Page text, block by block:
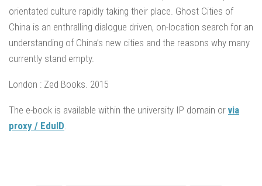
orientated culture rapidly taking their place. Ghost Cities of
China is an enthralling dialogue driven, on-location search for an
understanding of China’s new cities and the reasons why many
currently stand empty.
London : Zed Books. 2015
The e-book is available within the university IP domain or via
proxy / EduID